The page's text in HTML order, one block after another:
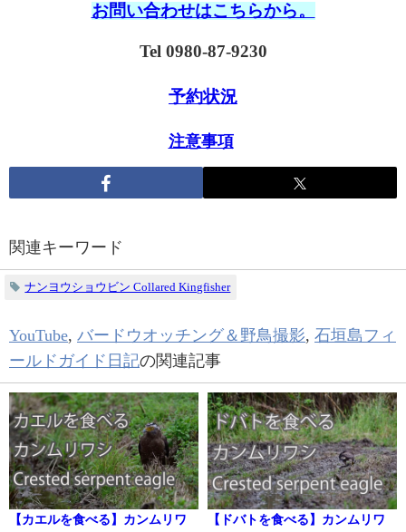
お問い合わせはこちらから。
Tel 0980-87-9230
予約状況
注意事項
関連キーワード
ナンヨウショウビン Collared Kingfisher
YouTube, バードウオッチング＆野鳥撮影, 石垣島フィ
ールドガイド日記の関連記事
【カエルを食べる】カンムリワ
【ドバトを食べる】カンムリワ